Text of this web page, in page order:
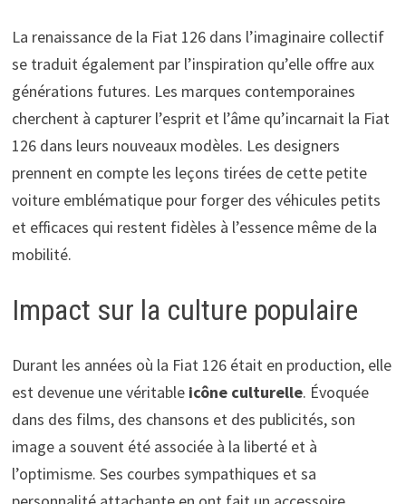
La renaissance de la Fiat 126 dans l’imaginaire collectif
se traduit également par l’inspiration qu’elle offre aux
générations futures. Les marques contemporaines
cherchent à capturer l’esprit et l’âme qu’incarnait la Fiat
126 dans leurs nouveaux modèles. Les designers
prennent en compte les leçons tirées de cette petite
voiture emblématique pour forger des véhicules petits
et efficaces qui restent fidèles à l’essence même de la
mobilité.
Impact sur la culture populaire
Durant les années où la Fiat 126 était en production, elle
est devenue une véritable icône culturelle. Évoquée
dans des films, des chansons et des publicités, son
image a souvent été associée à la liberté et à
l’optimisme. Ses courbes sympathiques et sa